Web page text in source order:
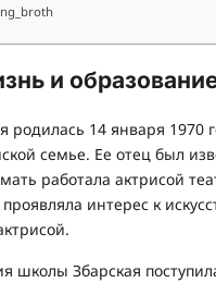
и
родилась 14 января 1970
семье. Ее отец был
работала актрисой
интерес к
школы Збарская